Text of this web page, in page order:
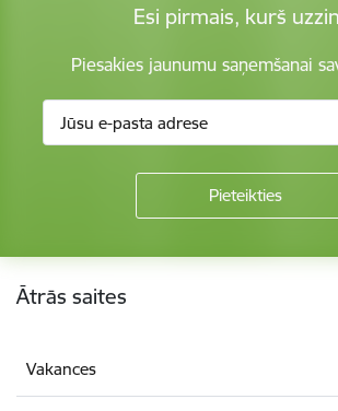
Esi pirmais, kurš
Piesakies jaunumu saņemšanai
Kājene
Ātrās saites
Vakances